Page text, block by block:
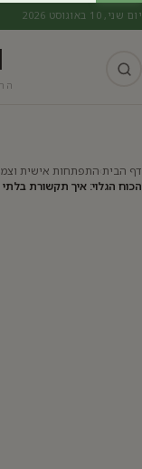
יום שני, 10 באוגוסט 2026
דף הבית התפתחות אישית
הכוח הגלוי: איך תקשורת בלתי